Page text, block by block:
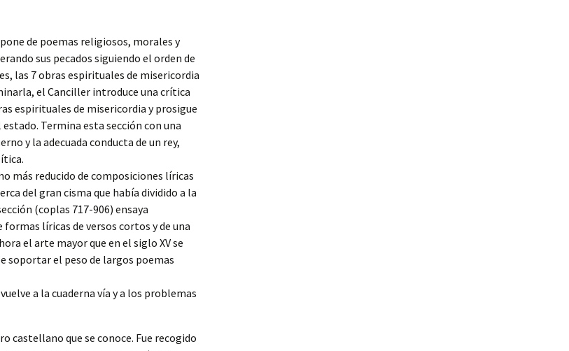
de poemas religiosos, morales y
sus pecados siguiendo el orden de
las 7 obras espirituales de misericordia
el Canciller introduce una crítica
espirituales de misericordia y prosigue
Termina esta sección con una
y la adecuada conducta de un rey,
más reducido de composiciones líricas
del gran cisma que había dividido a la
(coplas 717-906) ensaya
líricas de versos cortos y de una
el arte mayor que en el siglo XV se
soportar el peso de largos poemas
a la cuaderna vía y a los problemas
castellano que se conoce. Fue recogido